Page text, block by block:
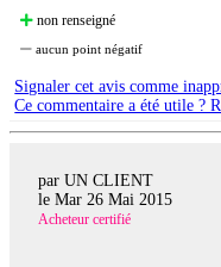
non renseigné
aucun point négatif
Signaler cet avis comme
Ce commentaire a été utile ?
par UN CLIENT
le Mar 26 Mai 2015
Acheteur certifié